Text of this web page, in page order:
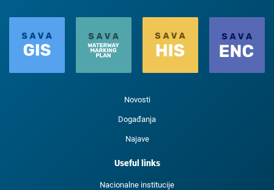
Novosti
Događanja
Najave
Useful links
Nacionalne institucije